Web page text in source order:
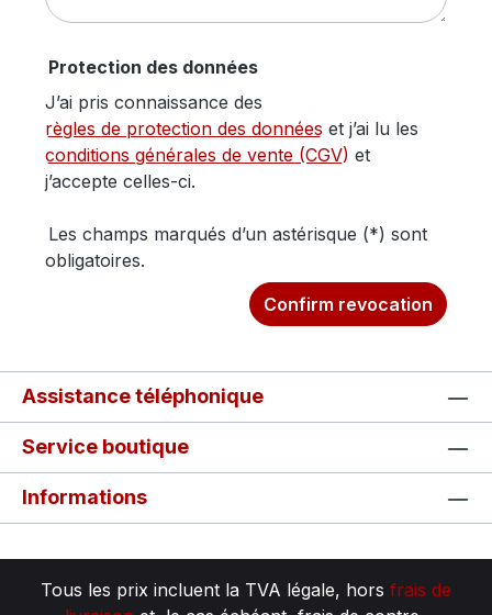
Protection des données
J’ai pris connaissance des
règles de protection des données et j’ai lu les
conditions générales de vente (CGV) et
j’accepte celles-ci.
Les champs marqués d’un astérisque (*) sont
obligatoires.
Confirm revocation
Assistance téléphonique
Service boutique
Informations
Tous les prix incluent la TVA légale, hors frais de